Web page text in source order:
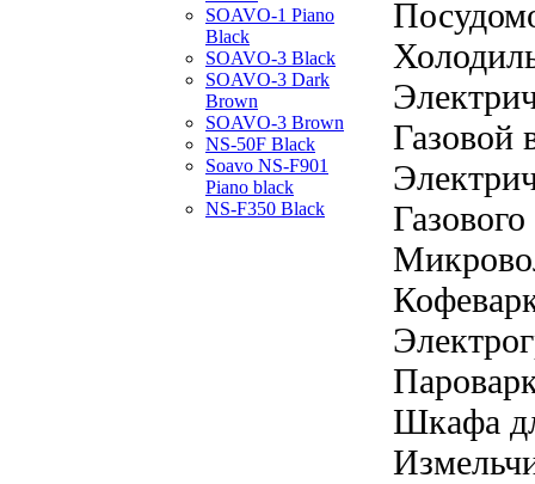
SOAVO-1 Piano
Black
SOAVO-3 Black
SOAVO-3 Dark
Brown
SOAVO-3 Brown
NS-50F Black
Soavo NS-F901
Piano black
NS-F350 Black
Газовой
Шкафа